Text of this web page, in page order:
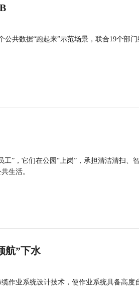
共数据“跑起来”示范场景，联合19个部
”，它们在公园“上岗”，承担清洁清扫、
生活。
航”下水
作业系统设计技术，使作业系统具备高度